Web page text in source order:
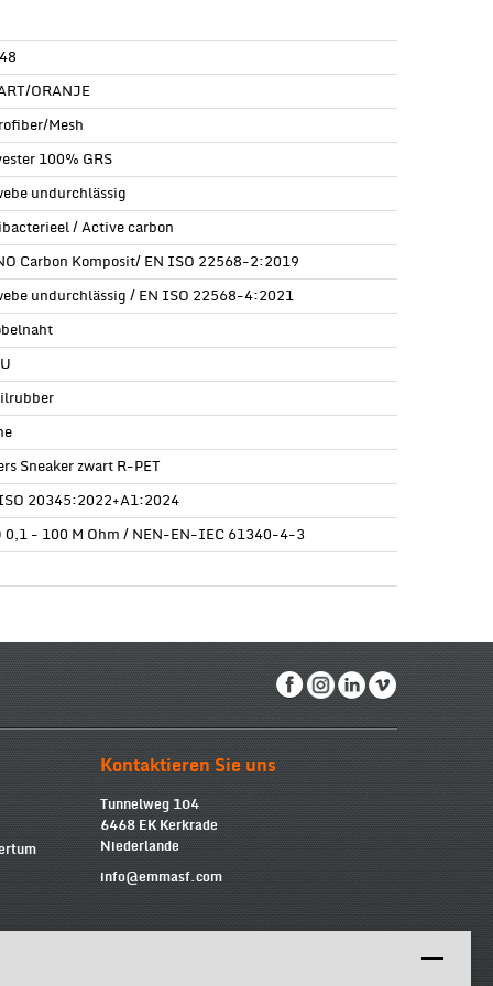
ORANJE
Mesh
100% GRS
undurchlässig
/ Active carbon
Carbon Komposit/ EN ISO 22568-2:2019
undurchlässig / EN ISO 22568-4:2021
Sneaker zwart R-PET
20345:2022+A1:2024
0,1 - 100 M Ohm / NEN-EN-IEC 61340-4-3
Kontaktieren Sie uns
Tunnelweg 104
6468 EK Kerkrade
Niederlande
info@emmasf.com